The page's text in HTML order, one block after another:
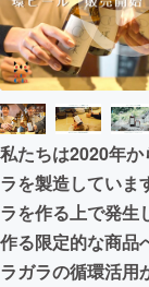
映像
ビジ
まち
私たちは2020年
ラを製造していま
ラを作る上で発生
作る限定的な商品
ラガラの循環活用